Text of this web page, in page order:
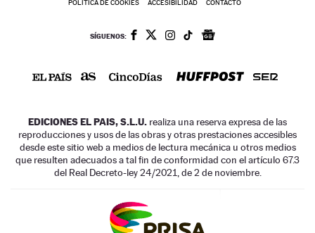
POLÍTICA DE COOKIES ACCESIBILIDAD CONTACTO
SÍGUENOS:
EDICIONES EL PAIS, S.L.U. realiza una reserva expresa de las
reproducciones y usos de las obras y otras prestaciones accesibles
desde este sitio web a medios de lectura mecánica u otros medios
que resulten adecuados a tal fin de conformidad con el artículo 67.3
del Real Decreto-ley 24/2021, de 2 de noviembre.